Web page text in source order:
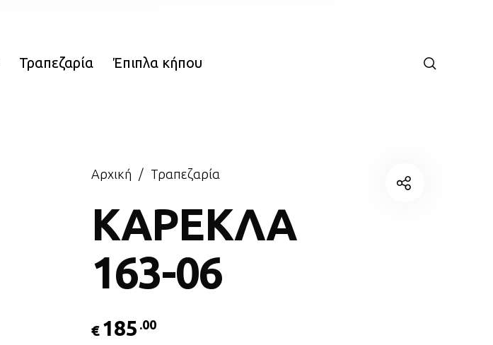
Τραπεζαρία Έπιπλα κήπου
Αρχική / Τραπεζαρία
ΚΑΡΕΚΛΑ
163-06
€ 185 .00